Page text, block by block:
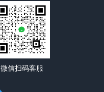
微信扫码客服